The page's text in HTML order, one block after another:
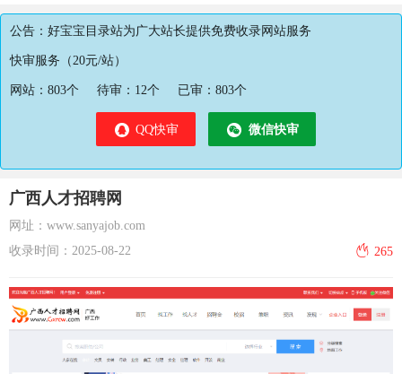
公告：好宝宝目录站为广大站长提供免费收录网站服务
快审服务（20元/站）
网站： 803个 待审： 12个 已审： 803个
QQ快审 微信快审
广西人才招聘网
网址：www.sanyajob.com
收录时间：2025-08-22
265